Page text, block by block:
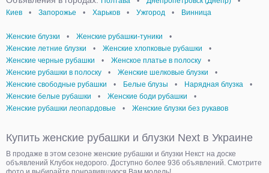
Киев
• Запорожье • Харьков • Ужгород • Винница
Женские блузки • Женские рубашки-туники
•
Женские летние блузки
• Женские хлопковые рубашки
•
Женские черные рубашки
• Женское платье в полоску
•
Женские рубашки в полоску
• Женские шелковые блузки
•
Женские свободные рубашки
• Белые блузы • Нарядная блузка
•
Женские белые рубашки
• Женские боди рубашки
•
Женские рубашки леопардовые
• Женские блузки без рукавов
Купить женские рубашки и блузки Next в Украине
В продаже в этом сезоне женские рубашки и блузки Некст на доске
объявлений Клубок недорого. Доступно более 936 объявлений. Смотрите